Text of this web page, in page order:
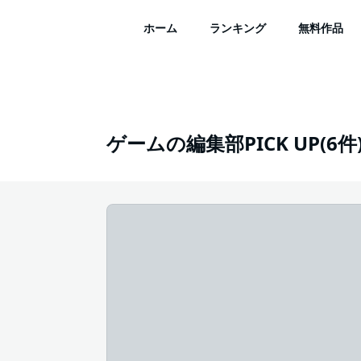
ホーム ランキング 無料作品
ゲームの編集部PICK UP(6